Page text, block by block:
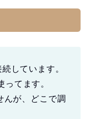
しています。
てます。
んが、どこで調